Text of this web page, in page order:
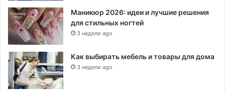
Маникюр 2026: идеи и лучшие решения
для стильных ногтей
3 недели ago
Как выбирать мебель и товары для дома
3 недели ago